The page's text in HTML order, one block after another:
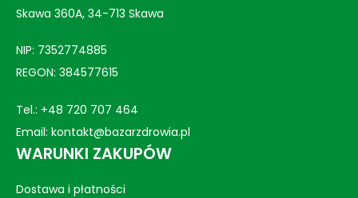
Skawa 360A, 34-713 Skawa
NIP: 7352774885
REGON: 384577615
Tel.: +48 720 707 464
Email: kontakt@bazarzdrowia.pl
WARUNKI ZAKUPÓW
Dostawa i płatności